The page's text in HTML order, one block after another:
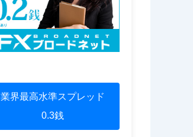
業界最高水準スプレッド
0.3銭